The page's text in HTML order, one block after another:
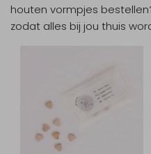
houten vormpjes
zodat alles bij jou thuis